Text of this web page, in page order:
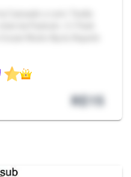
R$15